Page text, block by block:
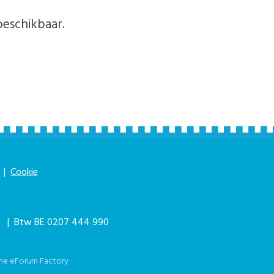
|Cookie
| Btw BE 0207 444 990
eForum Factory